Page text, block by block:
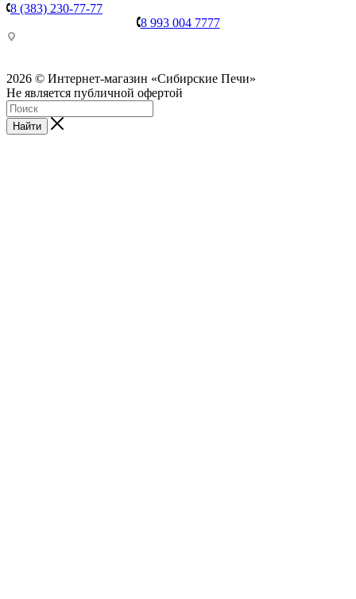
8 (383) 230-77-77
8 993 004 7777
Пункт выдачи: Москва, ул. Вавилова 9а, строение 3 (филиал
2026 © Интернет-магазин «Сибирские Печи»
Не является публичной офертой
Найти